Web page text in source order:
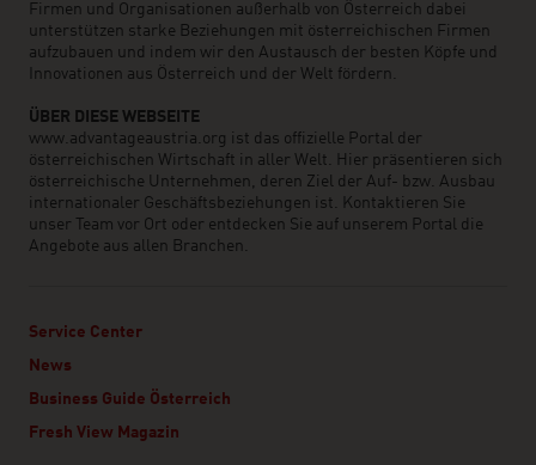
Firmen und Organisationen außerhalb von Österreich dabei
unterstützen starke Beziehungen mit österreichischen Firmen
aufzubauen und indem wir den Austausch der besten Köpfe und
Innovationen aus Österreich und der Welt fördern.
ÜBER DIESE WEBSEITE
www.advantageaustria.org ist das offizielle Portal der
österreichischen Wirtschaft in aller Welt. Hier präsentieren sich
österreichische Unternehmen, deren Ziel der Auf- bzw. Ausbau
internationaler Geschäftsbeziehungen ist. Kontaktieren Sie
unser Team vor Ort oder entdecken Sie auf unserem Portal die
Angebote aus allen Branchen.
Service Center
News
Business Guide Österreich
Fresh View Magazin